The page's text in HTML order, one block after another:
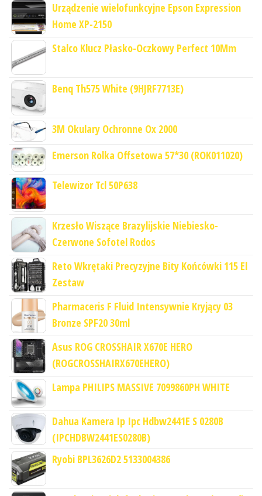
Urządzenie wielofunkcyjne Epson Expression
Home XP-2150
Stalco Klucz Płasko-Oczkowy Perfect 10Mm
Benq Th575 White (9HJRF7713E)
3M Okulary Ochronne Ox 2000
Emerson Rolka Offsetowa 57*30 (ROK011020)
Telewizor Tcl 50P638
Krzesło Wiszące Brazylijskie Niebiesko-
Czerwone Sofotel Rodos
Reto Wkrętaki Precyzyjne Bity Końcówki 115 El
Zestaw
Pharmaceris F Fluid Intensywnie Kryjący 03
Bronze SPF20 30ml
Asus ROG CROSSHAIR X670E HERO
(ROGCROSSHAIRX670EHERO)
Lampa PHILIPS MASSIVE 7099860PH WHITE
Dahua Kamera Ip Ipc Hdbw2441E S 0280B
(IPCHDBW2441ES0280B)
Ryobi BPL3626D2 5133004386